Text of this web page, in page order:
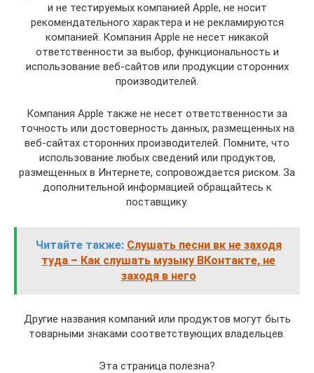
и не тестируемых компанией Apple, не носит
рекомендательного характера и не рекламируются
компанией. Компания Apple не несет никакой
ответственности за выбор, функциональность и
использование веб-сайтов или продукции сторонних
производителей.
Компания Apple также не несет ответственности за
точность или достоверность данных, размещенных на
веб-сайтах сторонних производителей. Помните, что
использование любых сведений или продуктов,
размещенных в Интернете, сопровождается риском. За
дополнительной информацией обращайтесь к
поставщику.
Читайте также: Слушать песни вк не заходя
туда – Как слушать музыку ВКонтакте, не
заходя в него
Другие названия компаний или продуктов могут быть
товарными знаками соответствующих владельцев.
Эта страница полезна?